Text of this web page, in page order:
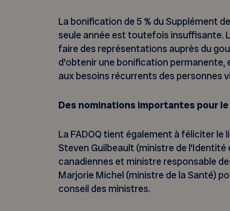
La bonification de 5 % du Supplément
seule année est toutefois insuffisante.
faire des représentations auprès du
d’obtenir une bonification permanente,
aux besoins récurrents des personnes
Des nominations importantes pour
La FADOQ tient également à féliciter le
Steven Guilbeault (ministre de l’Identité
canadiennes et ministre responsable
Marjorie Michel (ministre de la Santé)
conseil des ministres.